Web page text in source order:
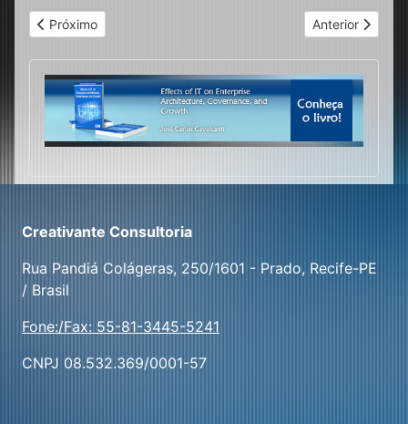
Artigo anterior: A “Dollar Milkshake Theory” e suas
Próximo Próximo artigo:
Anterior
Creativante Consultoria
Rua Pandiá Colágeras, 250/1601 - Prado, Recife-PE
/ Brasil
Fone:/Fax: 55-81-3445-5241
CNPJ 08.532.369/0001-57